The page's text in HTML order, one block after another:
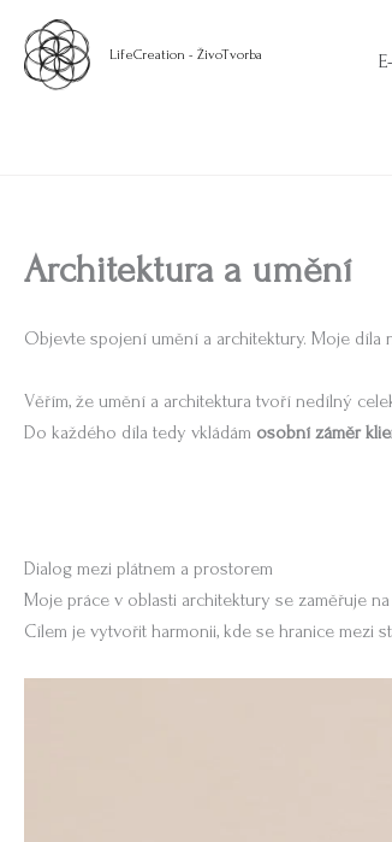
Přeskočit
obsah
LifeCreation - ŽivoTvorba
Architektura a umění
Objevte spojení umění a architektury. Moje
Věřím, že umění a architektura tvoří nedílný
Do každého díla tedy vkládám osobní záměr
Dialog mezi plátnem a prostorem
Moje práce v oblasti architektury se zaměřuje na
Cílem je vytvořit harmonii, kde se hranice mezi